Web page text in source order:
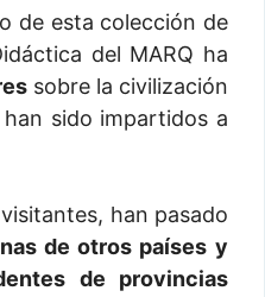
de esta colección de
del MARQ ha
sobre la civilización
sido impartidos a
han pasado
de otros países y
de provincias